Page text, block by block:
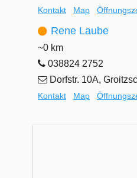
Kontakt Map
Rene Laube
~0 km
038824 2752
Dorfstr. 10A,
Kontakt Map